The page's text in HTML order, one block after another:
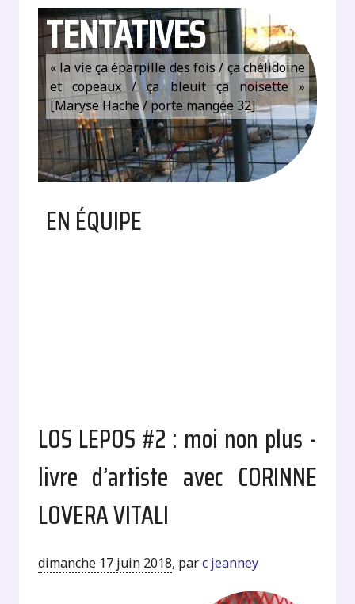
TENTATIVES
« la vie ça éparpille des fois / ça chélidoine
et copeaux / ça bleuit ça noisette »
[Maryse Hache / porte mangée 32]
EN ÉQUIPE
LOS LEPOS #2 : moi non plus -
livre d’artiste avec CORINNE
LOVERA VITALI
dimanche 17 juin 2018, parc jeanney